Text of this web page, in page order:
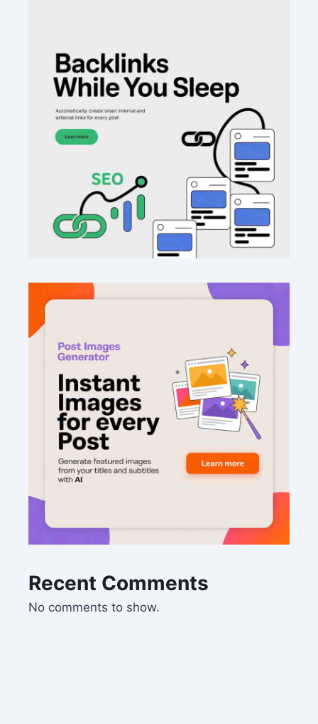
Recent Comments
No comments to show.